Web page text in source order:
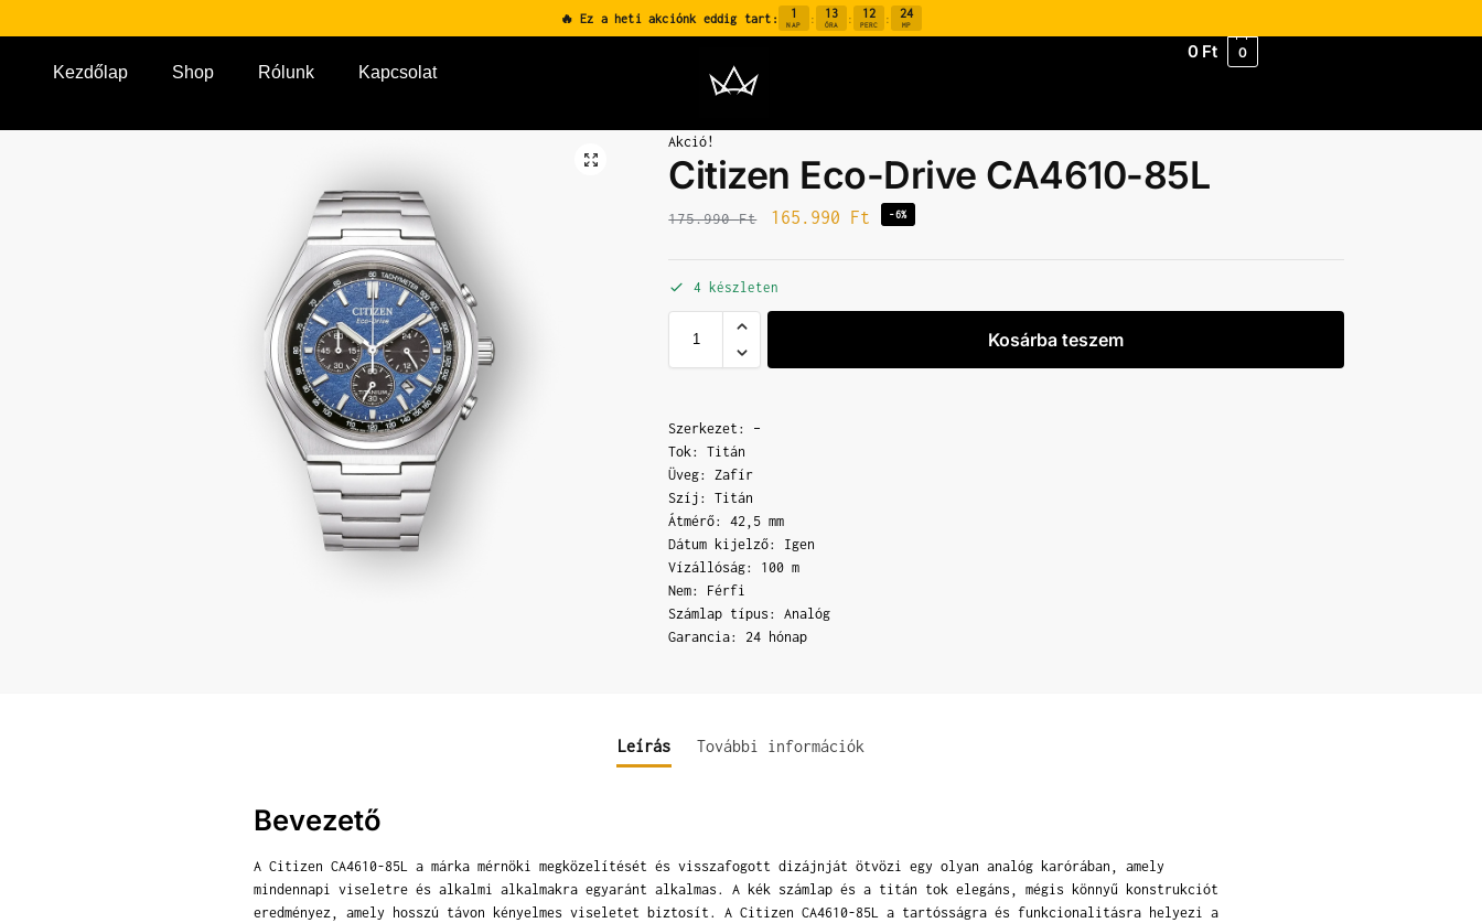
🔥 Ez a heti akciónk eddig tart: 1
NAP : 13
ÓRA : 12
PERC : 23
MP
Kezdőlap Shop Rólunk Kapcsolat
0 Ft 0
Akció!
Citizen Eco-Drive CA4610-85L
175.990Ft 165.990 Ft -6%
4 készleten
Kosárba teszem
Szerkezet: –
Tok: Titán
Üveg: Zafír
Szíj: Titán
Átmérő: 42,5 mm
Dátum kijelző: Igen
Vízállóság: 100 m
Nem: Férfi
Számlap típus: Analóg
Garancia: 24 hónap
Leírás További információk
Bevezető
A Citizen CA4610-85L a márka mérnöki megközelítését és visszafogott dizájnját ötvözi egy olyan analóg karórában, amely
mindennapi viseletre és alkalmi alkalmakra egyaránt alkalmas. A kék számlap és a titán tok elegáns, mégis könnyű konstrukciót
eredményez, amely hosszú távon kényelmes viseletet biztosít. A Citizen CA4610-85L a tartósságra és funkcionalitásra helyezi a